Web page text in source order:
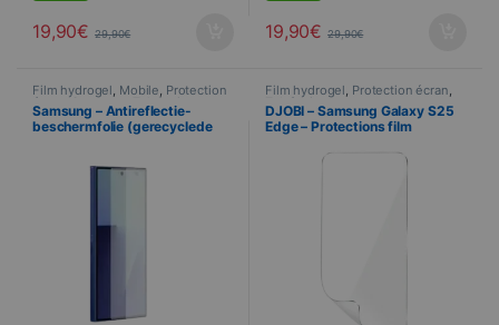
19,90€ 29,90€ 19,90€ 29,90€
Film hydrogel, Mobile, Protection
écran , Samsung , Telefonie
Samsung – Antireflectie-
beschermfolie (gerecyclede
Film hydrogel, Protection écran,
Telefonie
DJOBI – Samsung Galaxy S25
Edge – Protections film
d’application